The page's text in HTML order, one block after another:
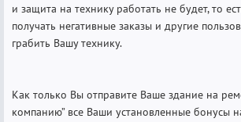
и защита на технику работать не будет, то
получать негативные заказы и другие
грабить Вашу технику.
Как только Вы отправите Ваше здание на
компанию” все Ваши установленные бонусы